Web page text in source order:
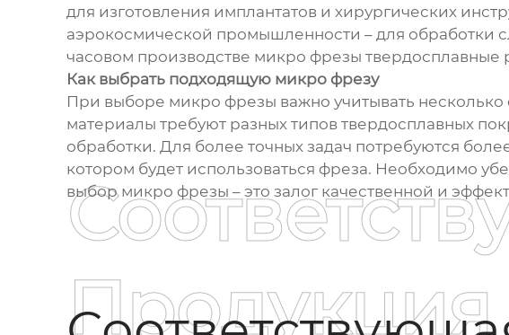
для изготовления имплантатов и хирургических
аэрокосмической промышленности – для обработки
часовом производстве микро фрезы твердосплавные
Как выбрать подходящую микро фрезу
При выборе микро фрезы важно учитывать
материалы требуют разных типов твердосплавных
обработки. Для более точных задач потребуются
котором будет использоваться фреза. Необходимо
выбор микро фрезы – это залог качественной и
Продукция